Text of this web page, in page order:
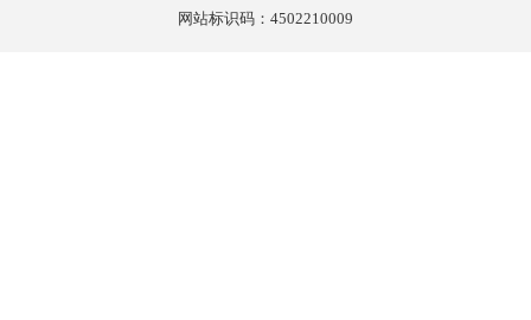
网站标识码：4502210009